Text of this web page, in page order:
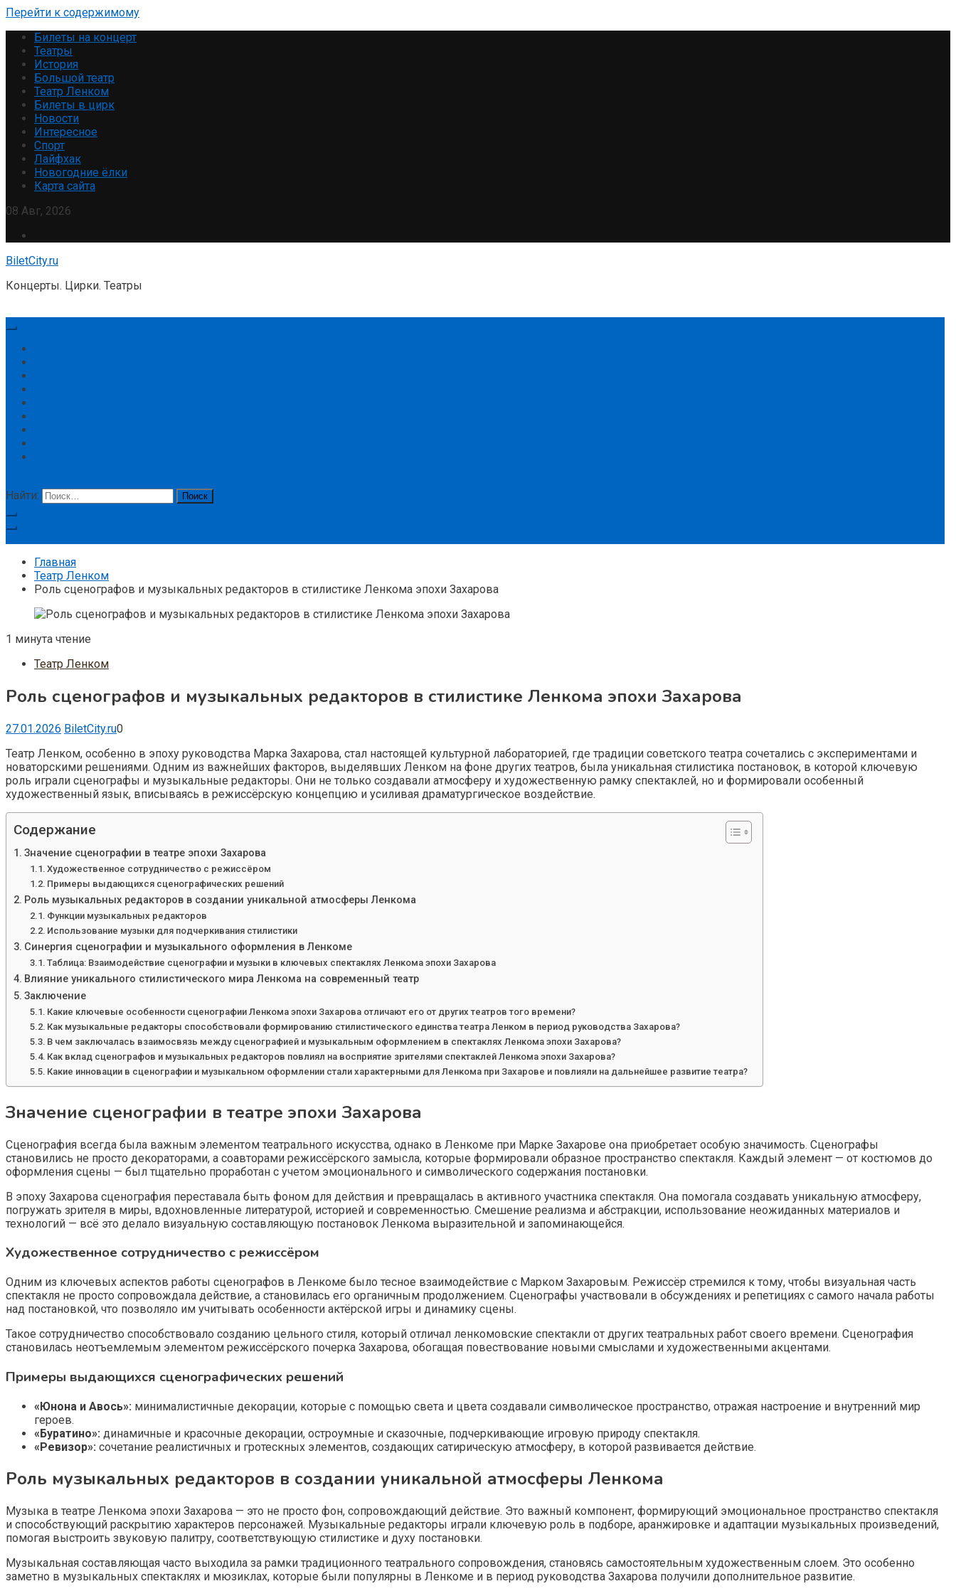
Перейти к содержимому
Билеты на концерт
Театры
История
Большой театр
Театр Ленком
Билеты в цирк
Новости
Интересное
Спорт
Лайфхак
Новогодние ёлки
Карта сайта
08 Авг, 2026
BiletCity.ru
Концерты. Цирки. Театры
Найти:
Главная
Театр Ленком
Роль сценографов и музыкальных редакторов в стилистике Ленкома эпохи Захарова
1 минута чтение
Театр Ленком
Роль сценографов и музыкальных редакторов в стилистике Ленкома эпохи Захарова
27.01.2026 BiletCity.ru0
Театр Ленком, особенно в эпоху руководства Марка Захарова, стал настоящей культурной лабораторией, где традиции советского театра сочетались с экспериментами и
новаторскими решениями. Одним из важнейших факторов, выделявших Ленком на фоне других театров, была уникальная стилистика постановок, в которой ключевую
роль играли сценографы и музыкальные редакторы. Они не только создавали атмосферу и художественную рамку спектаклей, но и формировали особенный
художественный язык, вписываясь в режиссёрскую концепцию и усиливая драматургическое воздействие.
Содержание
Значение сценографии в театре эпохи Захарова
Художественное сотрудничество с режиссёром
Примеры выдающихся сценографических решений
Роль музыкальных редакторов в создании уникальной атмосферы Ленкома
Функции музыкальных редакторов
Использование музыки для подчеркивания стилистики
Синергия сценографии и музыкального оформления в Ленкоме
Таблица: Взаимодействие сценографии и музыки в ключевых спектаклях Ленкома эпохи Захарова
Влияние уникального стилистического мира Ленкома на современный театр
Заключение
Какие ключевые особенности сценографии Ленкома эпохи Захарова отличают его от других театров того времени?
Как музыкальные редакторы способствовали формированию стилистического единства театра Ленком в период руководства Захарова?
В чем заключалась взаимосвязь между сценографией и музыкальным оформлением в спектаклях Ленкома эпохи Захарова?
Как вклад сценографов и музыкальных редакторов повлиял на восприятие зрителями спектаклей Ленкома эпохи Захарова?
Какие инновации в сценографии и музыкальном оформлении стали характерными для Ленкома при Захарове и повлияли на дальнейшее развитие театра?
Значение сценографии в театре эпохи Захарова
Сценография всегда была важным элементом театрального искусства, однако в Ленкоме при Марке Захарове она приобретает особую значимость. Сценографы
становились не просто декораторами, а соавторами режиссёрского замысла, которые формировали образное пространство спектакля. Каждый элемент — от костюмов до
оформления сцены — был тщательно проработан с учетом эмоционального и символического содержания постановки.
В эпоху Захарова сценография переставала быть фоном для действия и превращалась в активного участника спектакля. Она помогала создавать уникальную атмосферу,
погружать зрителя в миры, вдохновленные литературой, историей и современностью. Смешение реализма и абстракции, использование неожиданных материалов и
технологий — всё это делало визуальную составляющую постановок Ленкома выразительной и запоминающейся.
Художественное сотрудничество с режиссёром
Одним из ключевых аспектов работы сценографов в Ленкоме было тесное взаимодействие с Марком Захаровым. Режиссёр стремился к тому, чтобы визуальная часть
спектакля не просто сопровождала действие, а становилась его органичным продолжением. Сценографы участвовали в обсуждениях и репетициях с самого начала работы
над постановкой, что позволяло им учитывать особенности актёрской игры и динамику сцены.
Такое сотрудничество способствовало созданию цельного стиля, который отличал ленкомовские спектакли от других театральных работ своего времени. Сценография
становилась неотъемлемым элементом режиссёрского почерка Захарова, обогащая повествование новыми смыслами и художественными акцентами.
Примеры выдающихся сценографических решений
«Юнона и Авось»: минималистичные декорации, которые с помощью света и цвета создавали символическое пространство, отражая настроение и внутренний мир
героев.
«Буратино»: динамичные и красочные декорации, остроумные и сказочные, подчеркивающие игровую природу спектакля.
«Ревизор»: сочетание реалистичных и гротескных элементов, создающих сатирическую атмосферу, в которой развивается действие.
Роль музыкальных редакторов в создании уникальной атмосферы Ленкома
Музыка в театре Ленкома эпохи Захарова — это не просто фон, сопровождающий действие. Это важный компонент, формирующий эмоциональное пространство спектакля
и способствующий раскрытию характеров персонажей. Музыкальные редакторы играли ключевую роль в подборе, аранжировке и адаптации музыкальных произведений,
помогая выстроить звуковую палитру, соответствующую стилистике и духу постановки.
Музыкальная составляющая часто выходила за рамки традиционного театрального сопровождения, становясь самостоятельным художественным слоем. Это особенно
заметно в музыкальных спектаклях и мюзиклах, которые были популярны в Ленкоме и в период руководства Захарова получили дополнительное развитие.